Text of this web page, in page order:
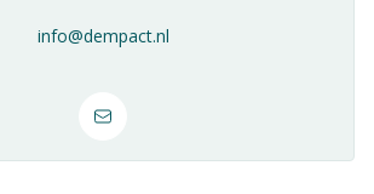
info@dempact.nl